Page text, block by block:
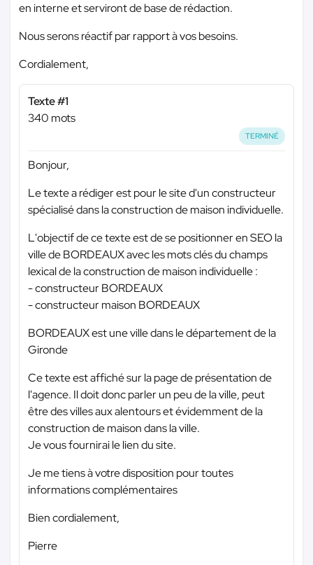
en interne et serviront de base de rédaction.
Nous serons réactif par rapport à vos besoins.
Cordialement,
Texte #1
340 mots
TERMINÉ
Bonjour,
Le texte a rédiger est pour le site d'un constructeur
spécialisé dans la construction de maison individuelle.
L'objectif de ce texte est de se positionner en SEO la
ville de BORDEAUX avec les mots clés du champs
lexical de la construction de maison individuelle :
- constructeur BORDEAUX
- constructeur maison BORDEAUX
BORDEAUX est une ville dans le département de la
Gironde
Ce texte est affiché sur la page de présentation de
l'agence. Il doit donc parler un peu de la ville, peut
être des villes aux alentours et évidemment de la
construction de maison dans la ville.
Je vous fournirai le lien du site.
Je me tiens à votre disposition pour toutes
informations complémentaires
Bien cordialement,
Pierre